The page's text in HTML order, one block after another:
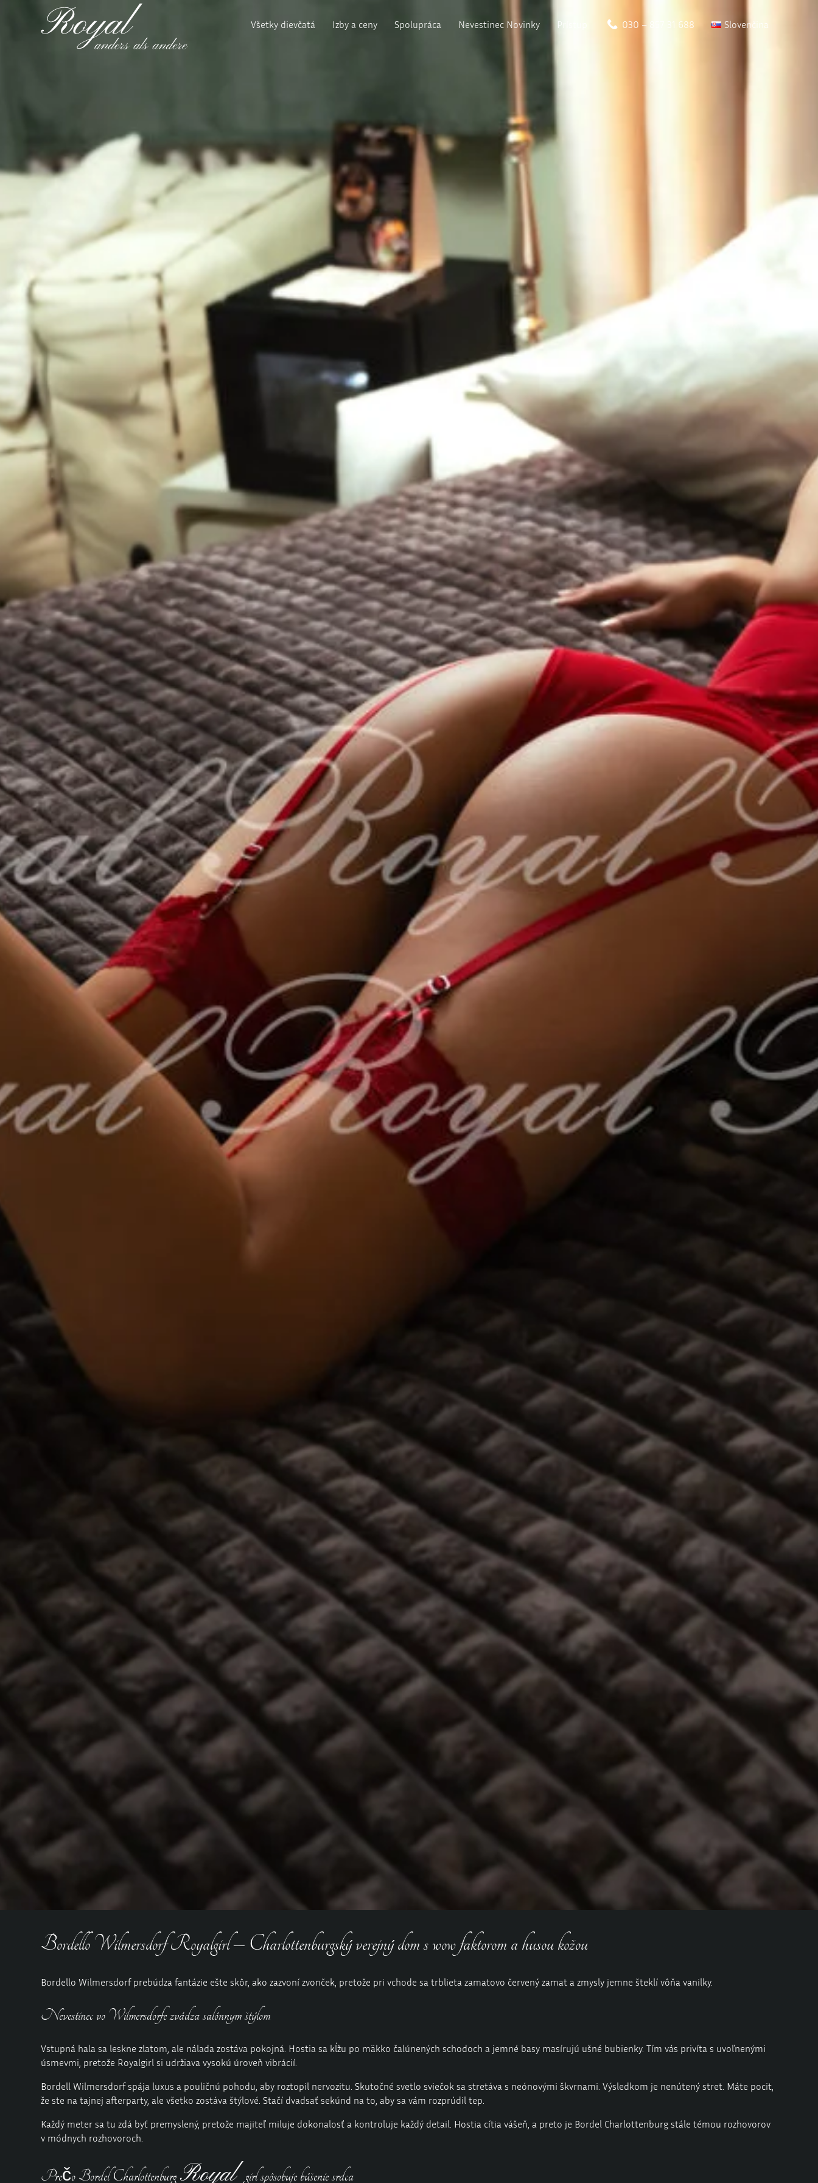
Všetky dievčatá Izby a ceny Spolupráca Nevestinec Novinky Prístup 030 – 857 31 688 Slovenčina
Bordello Wilmersdorf Royalgirl – Charlottenburgský verejný dom s wow faktorom a husou kožou
Bordello Wilmersdorf prebúdza fantázie ešte skôr, ako zazvoní zvonček, pretože pri vchode sa trblieta zamatovo červený zamat a zmysly jemne šteklí vôňa vanilky.
Nevestinec vo Wilmersdorfe zvádza salónnym štýlom
Vstupná hala sa leskne zlatom, ale nálada zostáva pokojná. Hostia sa kĺžu po mäkko čalúnených schodoch a jemné basy masírujú ušné bubienky. Tím vás privíta s uvoľnenými
úsmevmi, pretože Royalgirl si udržiava vysokú úroveň vibrácií.
Bordell Wilmersdorf spája luxus a pouličnú pohodu, aby roztopil nervozitu. Skutočné svetlo sviečok sa stretáva s neónovými škvrnami. Výsledkom je nenútený stret. Máte pocit,
že ste na tajnej afterparty, ale všetko zostáva štýlové. Stačí dvadsať sekúnd na to, aby sa vám rozprúdil tep.
Každý meter sa tu zdá byť premyslený, pretože majiteľ miluje dokonalosť a kontroluje každý detail. Hostia cítia vášeň, a preto je Bordel Charlottenburg stále témou rozhovorov
v módnych rozhovoroch.
Prečo Bordel CharlottenburgRoyal girl spôsobuje búšenie srdca